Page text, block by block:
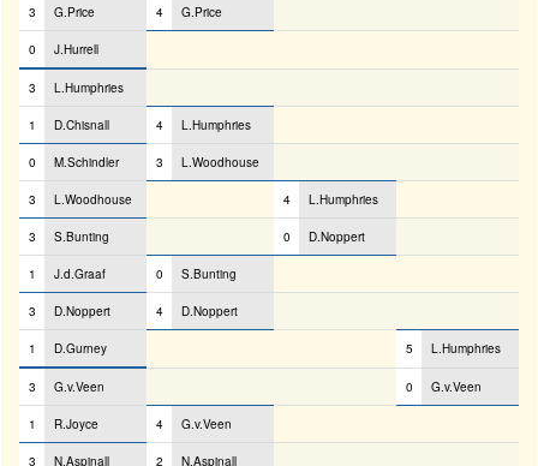
3 G.Price 4 G.Price
0 J.Hurrell
3 L.Humphries
1 D.Chisnall 4 L.Humphries
0 M.Schindler 3 L.Woodhouse
3 L.Woodhouse 4 L.Humphries
3 S.Bunting 0 D.Noppert
1 J.d.Graaf 0 S.Bunting
3 D.Noppert 4 D.Noppert
1 D.Gurney 5 L.Humphries
3 G.v.Veen 0 G.v.Veen
1 R.Joyce 4 G.v.Veen
3 N.Aspinall 2 N.Aspinall